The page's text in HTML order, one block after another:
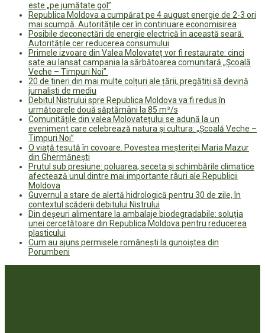
este „pe jumătate gol”
Republica Moldova a cumpărat pe 4 august energie de 2-3 ori
mai scumpă. Autoritățile cer în continuare economisirea
Posibile deconectări de energie electrică în această seară.
Autoritățile cer reducerea consumului
Primele izvoare din Valea Molovateț vor fi restaurate: cinci
sate au lansat campania la sărbătoarea comunitară „Școală
Veche – Timpuri Noi”
20 de tineri din mai multe colțuri ale țării, pregătiți să devină
jurnaliști de mediu
Debitul Nistrului spre Republica Moldova va fi redus în
următoarele două săptămâni la 85 m³/s
Comunitățile din valea Molovatețului se adună la un
eveniment care celebrează natura și cultura: „Școală Veche –
Timpuri Noi”
O viață țesută în covoare. Povestea meșteriței Maria Mazur
din Ghermănești
Prutul sub presiune: poluarea, seceta și schimbările climatice
afectează unul dintre mai importante râuri ale Republicii
Moldova
Guvernul a stare de alertă hidrologică pentru 30 de zile, în
contextul scăderii debitului Nistrului
Din deșeuri alimentare la ambalaje biodegradabile: soluția
unei cercetătoare din Republica Moldova pentru reducerea
plasticului
Cum au ajuns permisele românești la gunoiștea din
Porumbeni